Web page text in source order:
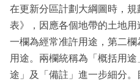
在更新分區計劃大綱圖時，
表》，因應各個地帶的土地
一欄為經常准許用途，第二
用途。兩欄統稱為「概括用
途」及「備註」進一步細分